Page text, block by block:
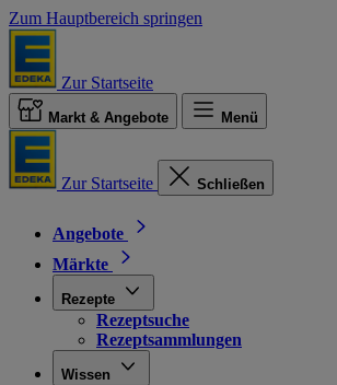
Zum Hauptbereich springen
Zur Startseite
Markt & Angebote Menü
Zur Startseite Schließen
Angebote
Märkte
Rezepte
Rezeptsuche
Rezeptsammlungen
Wissen